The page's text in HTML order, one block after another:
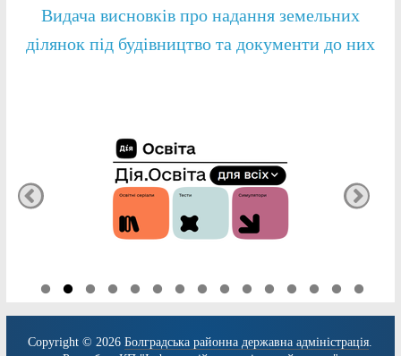
Видача висновків про надання земельних
ділянок під будівництво та документи до них
Copyright © 2026Болградська районна державна адміністрація